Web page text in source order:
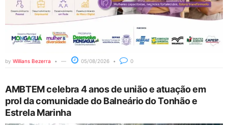
by Willians Bezerra 05/08/2026 0
AMBTEM celebra 4 anos de união e atuação em
prol da comunidade do Balneário do Tonhão e
Estrela Marinha